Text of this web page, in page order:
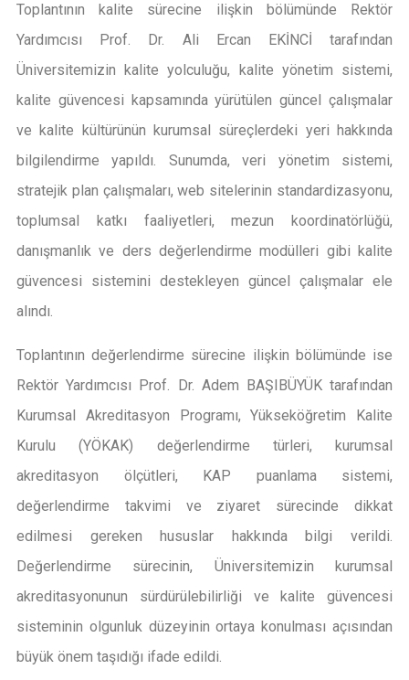
Toplantının kalite sürecine ilişkin bölümünde Rektör
Yardımcısı Prof. Dr. Ali Ercan EKİNCİ tarafından
Üniversitemizin kalite yolculuğu, kalite yönetim sistemi,
kalite güvencesi kapsamında yürütülen güncel çalışmalar
ve kalite kültürünün kurumsal süreçlerdeki yeri hakkında
bilgilendirme yapıldı. Sunumda, veri yönetim sistemi,
stratejik plan çalışmaları, web sitelerinin standardizasyonu,
toplumsal katkı faaliyetleri, mezun koordinatörlüğü,
danışmanlık ve ders değerlendirme modülleri gibi kalite
güvencesi sistemini destekleyen güncel çalışmalar ele
alındı.
Toplantının değerlendirme sürecine ilişkin bölümünde ise
Rektör Yardımcısı Prof. Dr. Adem BAŞIBÜYÜK tarafından
Kurumsal Akreditasyon Programı, Yükseköğretim Kalite
Kurulu (YÖKAK) değerlendirme türleri, kurumsal
akreditasyon ölçütleri, KAP puanlama sistemi,
değerlendirme takvimi ve ziyaret sürecinde dikkat
edilmesi gereken hususlar hakkında bilgi verildi.
Değerlendirme sürecinin, Üniversitemizin kurumsal
akreditasyonunun sürdürülebilirliği ve kalite güvencesi
sisteminin olgunluk düzeyinin ortaya konulması açısından
büyük önem taşıdığı ifade edildi.